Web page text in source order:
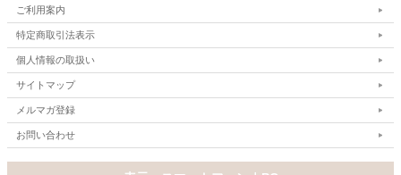
ご利用案内
特定商取引法表示
個人情報の取扱い
サイトマップ
メルマガ登録
お問い合わせ